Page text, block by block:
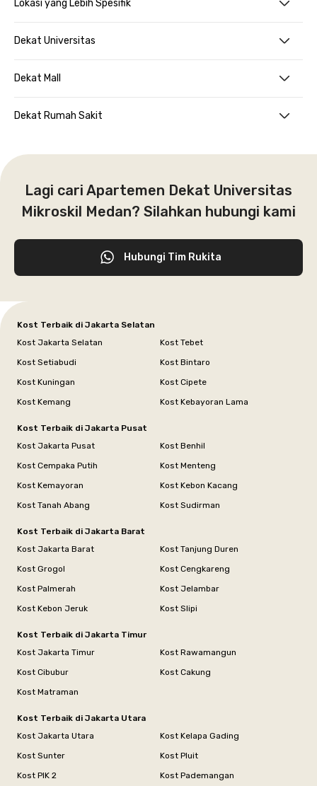
Lokasi yang Lebih Spesifik
Dekat Universitas
Dekat Mall
Dekat Rumah Sakit
Lagi cari Apartemen Dekat Universitas
Mikroskil Medan? Silahkan hubungi kami
Hubungi Tim Rukita
Kost Terbaik di Jakarta Selatan
Kost Jakarta Selatan
Kost Tebet
Kost Setiabudi
Kost Bintaro
Kost Kuningan
Kost Cipete
Kost Kemang
Kost Kebayoran Lama
Kost Terbaik di Jakarta Pusat
Kost Jakarta Pusat
Kost Benhil
Kost Cempaka Putih
Kost Menteng
Kost Kemayoran
Kost Kebon Kacang
Kost Tanah Abang
Kost Sudirman
Kost Terbaik di Jakarta Barat
Kost Jakarta Barat
Kost Tanjung Duren
Kost Grogol
Kost Cengkareng
Kost Palmerah
Kost Jelambar
Kost Kebon Jeruk
Kost Slipi
Kost Terbaik di Jakarta Timur
Kost Jakarta Timur
Kost Rawamangun
Kost Cibubur
Kost Cakung
Kost Matraman
Kost Terbaik di Jakarta Utara
Kost Jakarta Utara
Kost Kelapa Gading
Kost Sunter
Kost Pluit
Kost PIK 2
Kost Pademangan